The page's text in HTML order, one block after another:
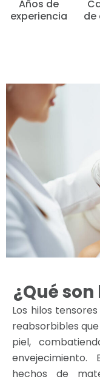
Años de
experiencia
de
¿Qué
Los hilos
reabsorbibles
piel,
hechos de